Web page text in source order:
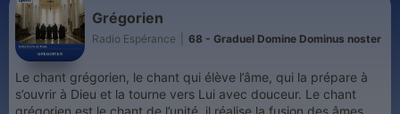
Grégorien
Radio Espérance 68 - Graduel Domine Dominus noster
Le chant grégorien, le chant qui élève l’âme, qui la prépare à
s’ouvrir à Dieu et la tourne vers Lui avec douceur. Le chant
grégorien est le chant de l’unité, il réalise la fusion des âmes